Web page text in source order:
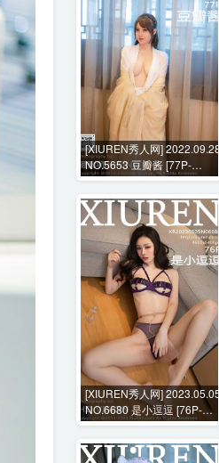
[XIUREN秀人网] 2022.09.28
NO.5653 豆瓣酱 [77P-
660MB]
[XIUREN秀人网] 2023.05.05
NO.6680 是小逗逗 [76P-
810MB]